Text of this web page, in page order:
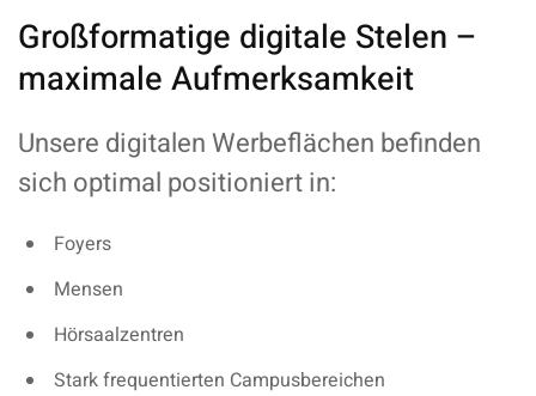
Großformatige digitale Stelen –
maximale Aufmerksamkeit
Unsere digitalen Werbeflächen befinden
sich optimal positioniert in:
Foyers
Mensen
Hörsaalzentren
Stark frequentierten Campusbereichen